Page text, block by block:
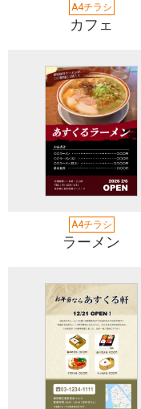
A4チラシ
カフェ
A4チラシ
ラーメン